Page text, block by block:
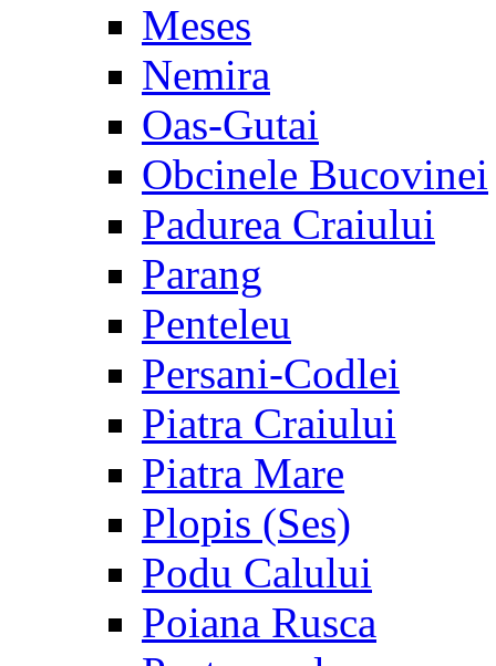
Meses
Nemira
Oas-Gutai
Obcinele Bucovinei
Padurea Craiului
Parang
Penteleu
Persani-Codlei
Piatra Craiului
Piatra Mare
Plopis (Ses)
Podu Calului
Poiana Rusca